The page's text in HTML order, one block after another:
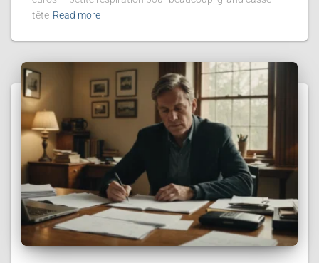
tête Read more